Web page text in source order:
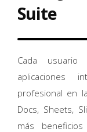
Suite
Cada
aplicaciones
profesional en
Docs, Sheets,
más